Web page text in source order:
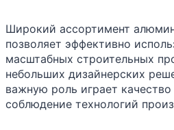
Широкий ассортимент
позволяет эффективно
масштабных строительных
небольших дизайнерских
важную роль играет
соблюдение технологий